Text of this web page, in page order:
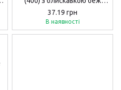
Кавун
37.19 грн
В наявності